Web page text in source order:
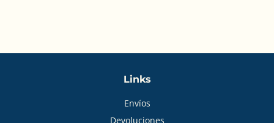
Links
Envíos
Devoluciones